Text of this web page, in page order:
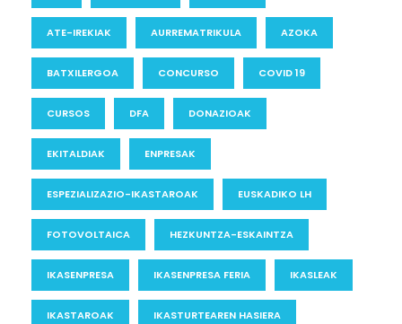
ATE-IREKIAK AURREMATRIKULA AZOKA
BATXILERGOA CONCURSO COVID 19
CURSOS DFA DONAZIOAK
EKITALDIAK ENPRESAK
ESPEZIALIZAZIO-IKASTAROAK EUSKADIKO LH
FOTOVOLTAICA HEZKUNTZA-ESKAINTZA
IKASENPRESA IKASENPRESA FERIA IKASLEAK
IKASTAROAK IKASTURTEAREN HASIERA